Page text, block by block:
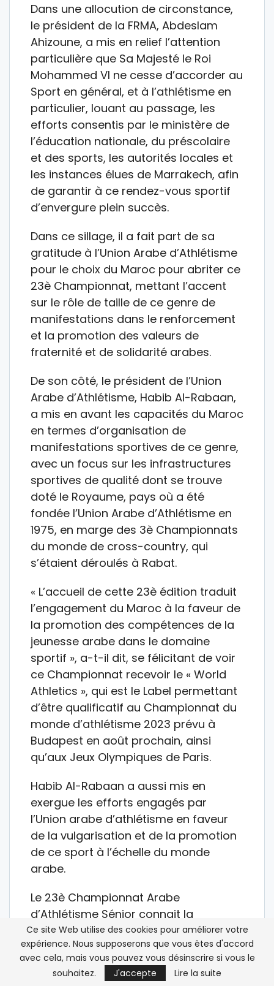
Dans une allocution de circonstance,
le président de la FRMA, Abdeslam
Ahizoune, a mis en relief l’attention
particulière que Sa Majesté le Roi
Mohammed VI ne cesse d’accorder au
Sport en général, et à l’athlétisme en
particulier, louant au passage, les
efforts consentis par le ministère de
l’éducation nationale, du préscolaire
et des sports, les autorités locales et
les instances élues de Marrakech, afin
de garantir à ce rendez-vous sportif
d’envergure plein succès.
Dans ce sillage, il a fait part de sa
gratitude à l’Union Arabe d’Athlétisme
pour le choix du Maroc pour abriter ce
23è Championnat, mettant l’accent
sur le rôle de taille de ce genre de
manifestations dans le renforcement
et la promotion des valeurs de
fraternité et de solidarité arabes.
De son côté, le président de l’Union
Arabe d’Athlétisme, Habib Al-Rabaan,
a mis en avant les capacités du Maroc
en termes d’organisation de
manifestations sportives de ce genre,
avec un focus sur les infrastructures
sportives de qualité dont se trouve
doté le Royaume, pays où a été
fondée l’Union Arabe d’Athlétisme en
1975, en marge des 3è Championnats
du monde de cross-country, qui
s’étaient déroulés à Rabat.
« L’accueil de cette 23è édition traduit
l’engagement du Maroc à la faveur de
la promotion des compétences de la
jeunesse arabe dans le domaine
sportif », a-t-il dit, se félicitant de voir
ce Championnat recevoir le « World
Athletics », qui est le Label permettant
d’être qualificatif au Championnat du
monde d’athlétisme 2023 prévu à
Budapest en août prochain, ainsi
qu’aux Jeux Olympiques de Paris.
Habib Al-Rabaan a aussi mis en
exergue les efforts engagés par
l’Union arabe d’athlétisme en faveur
de la vulgarisation et de la promotion
de ce sport à l’échelle du monde
arabe.
Le 23è Championnat Arabe
d’Athlétisme Sénior connait la
participation de grands athlètes
arabes, tels que le Qatari, Mutaz Essa
Barshim spécialiste du saut en
hauteur, champion du monde à
Ce site Web utilise des cookies pour améliorer votre
expérience. Nous supposerons que vous êtes d'accord
avec cela, mais vous pouvez vous désinscrire si vous le
souhaitez.
J'accepte Lire la suite